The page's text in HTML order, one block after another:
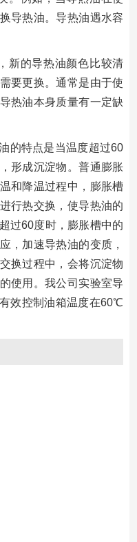
导热油。导热油遇水容
新的导热油颜色比较清
要更换。通常是由于使
热油本身质量有一定缺
的特点是当温度超过60
形成沉淀物。普通膨胀
和降温过程中，膨胀槽
行热交换，使导热油的
过60度时，膨胀槽中的
，加速导热油的变质，
换过程中，会将沉淀物
使用。我公司实验室导
效控制油箱温度在60℃